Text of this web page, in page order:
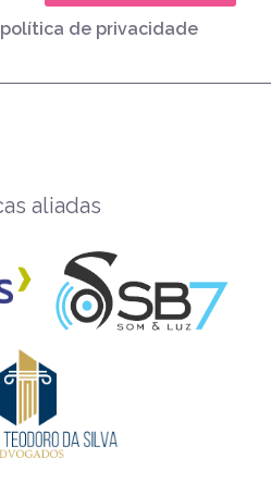
política de privacidade
aliadas